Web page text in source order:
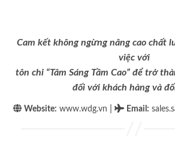
Cam kết không ngừng nâng cao chất
việc với
tôn chỉ “Tâm Sáng Tầm Cao” để trở
đối với khách hàng và
Website: www.wdg.vn Email :